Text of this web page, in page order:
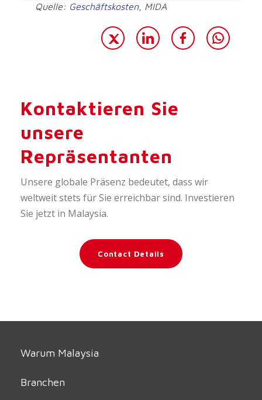
Quelle: Geschäftskosten, MIDA
Kontaktieren Sie
unsere
Repräsentanten
Unsere globale Präsenz bedeutet, dass wir
weltweit stets für Sie erreichbar sind. Investieren
Sie jetzt in Malaysia.
Contact Details
Warum Malaysia
Branchen